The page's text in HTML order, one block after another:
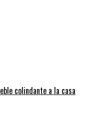
colindante a la casa